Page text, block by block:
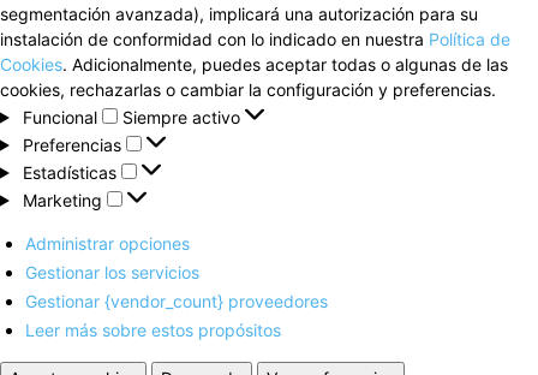
segmentación avanzada), implicará una autorización para su
instalación de conformidad con lo indicado en nuestra Política de
Cookies. Adicionalmente, puedes aceptar todas o algunas de las
cookies, rechazarlas o cambiar la configuración y preferencias.
Funcional
Funcional
Siempre activo
Preferencias
Preferencias
Estadísticas
Estadísticas
Marketing
Marketing
Administrar opciones
Gestionar los servicios
Gestionar {vendor_count} proveedores
Leer más sobre estos propósitos